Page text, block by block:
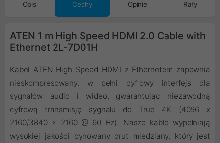
Opis Cechy Opinie Raty
ATEN 1 m High Speed HDMI 2.0 Cable with
Ethernet 2L-7D01H
Kabel ATEN High Speed HDMI z Ethernetem zapewnia
nieskompresowany, w pełni cyfrowy interfejs dla
sygnałów audio i wideo, gwarantując niezawodną
cyfrową transmisję sygnału do True 4K (4096 x
2160/3840 x 2160 @ 60 Hz). Nasze kable wypełniają
wysokiej jakości cynowany drut miedziany, który jest